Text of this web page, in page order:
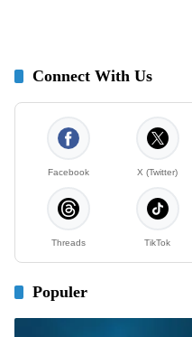
Connect With Us
Facebook X (Twitter)
Threads TikTok
Populer